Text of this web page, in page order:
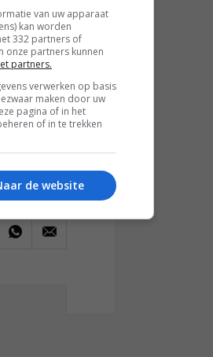
doen.
betaald
van uw apparaat
kan worden
332 partners of
onze partners kunnen
partners.
verwerken op basis
maken door uw
pagina of in het
of in te trekken
de website